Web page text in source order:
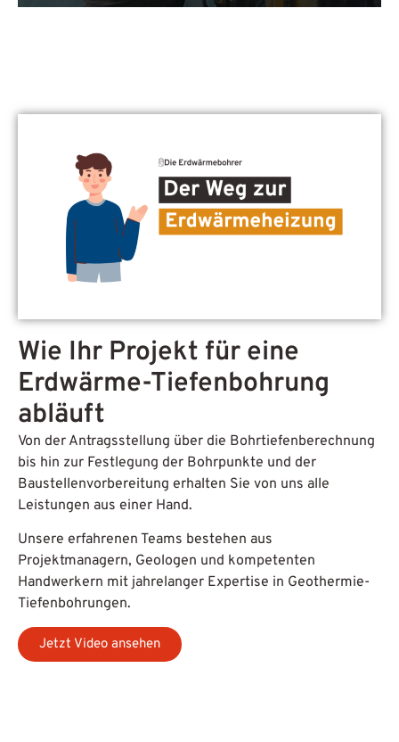
Wie Ihr Projekt für eine
Erdwärme-Tiefenbohrung
abläuft
Von der Antragsstellung über die Bohrtiefenberechnung
bis hin zur Festlegung der Bohrpunkte und der
Baustellenvorbereitung erhalten Sie von uns alle
Leistungen aus einer Hand.
Unsere erfahrenen Teams bestehen aus
Projektmanagern, Geologen und kompetenten
Handwerkern mit jahrelanger Expertise in Geothermie-
Tiefenbohrungen.
Jetzt Video ansehen